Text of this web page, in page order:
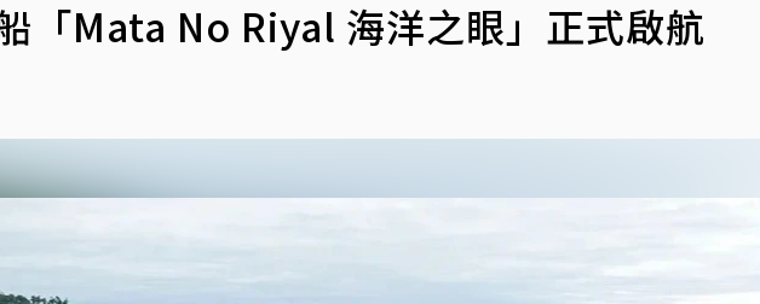
「Mata No Riyal 海洋之眼」正式啟航